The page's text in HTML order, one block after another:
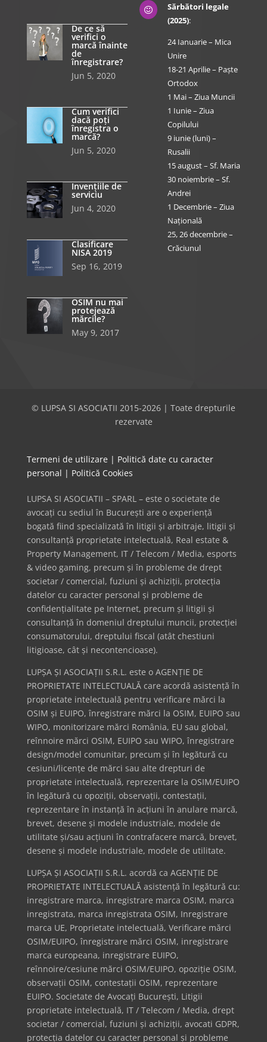
De ce să
verifici o
marcă înainte
de
înregistrare?
Jun 5, 2020
Cum verifici
dacă poți
înregistra o
marcă?
Jun 5, 2020
Invențiile de
serviciu
Jun 4, 2020
Clasificare
NISA 2019
Sep 16, 2019
OSIM nu mai
protejează
mărcile?
May 9, 2017

Sărbători legale
(2025):
24 Ianuarie – Mica
Unire
18-21 Aprilie – Paște
Ortodox
1 Mai – Ziua Muncii
1 Iunie – Ziua
Copilului
9 iunie (luni) –
Rusalii
15 august – Sf. Maria
30 noiembrie – Sf.
Andrei
1 Decembrie – Ziua
Națională
25, 26 decembrie –
Crăciunul
© LUPSA SI ASOCIATII 2015-2026 | Toate drepturile
rezervate
Termeni de utilizare | Politică date cu caracter
personal | Politică Cookies
LUPSA SI ASOCIATII – SPARL – este o societate de
avocați cu sediul în București are o experiență
bogată fiind specializată în litigii și arbitraje, litigii și
consultanță proprietate intelectuală, Real estate &
Property Management, IT / Telecom / Media, esports
& video gaming, precum și în probleme de drept
societar / comercial, fuziuni și achiziții, protecția
datelor cu caracter personal și probleme de
confidențialitate pe Internet, precum și litigii și
consultanță în domeniul dreptului muncii, protecției
consumatorului, dreptului fiscal (atât chestiuni
litigioase, cât și necontencioase).
LUPȘA ȘI ASOCIAȚII S.R.L. este o AGENȚIE DE
PROPRIETATE INTELECTUALĂ care acordă asistență în
proprietate intelectuală pentru verificare mărci la
OSIM și EUIPO, înregistrare mărci la OSIM, EUIPO sau
WIPO, monitorizare mărci România, EU sau global,
reînnoire mărci OSIM, EUIPO sau WIPO, înregistrare
design/model comunitar, precum și în legătură cu
cesiuni/licențe de mărci sau alte drepturi de
proprietate intelectuală, reprezentare la OSIM/EUIPO
în legătură cu opoziții, observații, contestații,
reprezentare în instanță în acțiuni în anulare marcă,
brevet, desene și modele industriale, modele de
utilitate și/sau acțiuni în contrafacere marcă, brevet,
desene și modele industriale, modele de utilitate.
LUPȘA ȘI ASOCIAȚII S.R.L. acordă ca AGENȚIE DE
PROPRIETATE INTELECTUALĂ asistență în legătură cu:
inregistrare marca, inregistrare marca OSIM, marca
inregistrata, marca inregistrata OSIM, Inregistrare
marca UE, Proprietate intelectuală, Verificare mărci
OSIM/EUIPO, înregistrare mărci OSIM, inregistrare
marca europeana, inregistrare EUIPO,
reînnoire/cesiune mărci OSIM/EUIPO, opoziție OSIM,
observații OSIM, contestații OSIM, reprezentare
EUIPO. Societate de Avocați București, Litigii
proprietate intelectuală, IT / Telecom / Media, drept
societar / comercial, fuziuni și achiziții, avocati GDPR,
protecția datelor cu caracter personal și probleme